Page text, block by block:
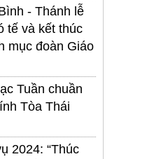
- Thánh lễ
tế và kết thúc
mục đoàn Giáo
Tuần chuần
Tòa Thái
2024: “Thúc